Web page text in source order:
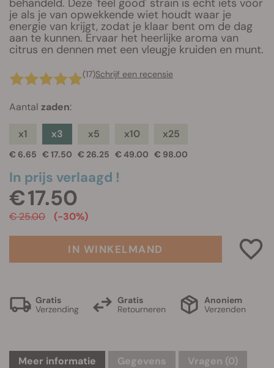
behandeld. Deze 'feel good' strain is echt iets voor
je als je van opwekkende wiet houdt waar je
energie van krijgt, zodat je klaar bent om de dag
aan te kunnen. Ervaar het heerlijke aroma van
citrus en dennen met een vleugje kruiden en munt.
(17)Schrijf een recensie
Aantal zaden:
x1
€ 6.65
x3
€ 17.50
x5
€ 26.25
x10
€ 49.00
x25
€ 98.00
In prijs verlaagd !
€ 17.50
€ 25.00 (-30%)
IN WINKELMAND
Gratis
Verzending
Gratis
Retourneren
Anoniem
Verzenden
Meer informatie Gegevens Vragen (0)